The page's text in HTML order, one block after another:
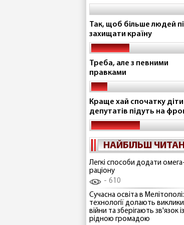
Так, щоб більше людей
захищати країну
Треба, але з певними
правками
Краще хай спочатку діти
депутатів підуть на
НАЙБІЛЬШ
Легкі способи додати
раціону
610
Сучасна освіта в
технології долають виклики
війни та зберігають зв'язок із
рідною громадою